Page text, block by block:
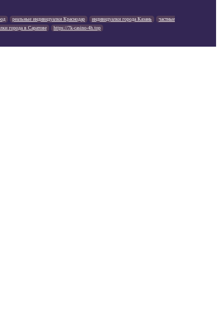
реальные индивидуалки Краснодар индивидуалки города Казань
частные
города в Саратове https://7k-casino-4h.top